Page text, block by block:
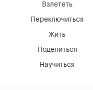
Взлететь
Переключиться
Жить
Поделиться
Научиться